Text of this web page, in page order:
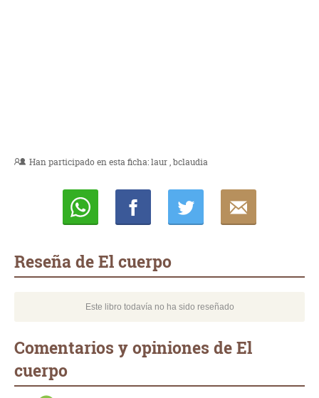
Han participado en esta ficha:laur bclaudia
Reseña de El cuerpo
Este libro todavía no ha sido reseñado
Comentarios y opiniones de El
cuerpo